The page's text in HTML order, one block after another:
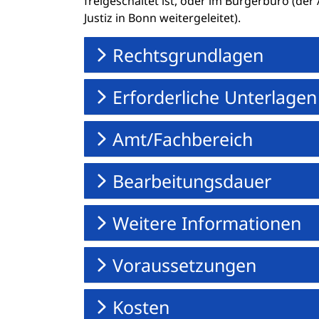
Justiz in Bonn weitergeleitet).
Rechtsgrundlagen
Erforderliche Unterlagen
Amt/Fachbereich
Bearbeitungsdauer
Weitere Informationen
Voraussetzungen
Kosten